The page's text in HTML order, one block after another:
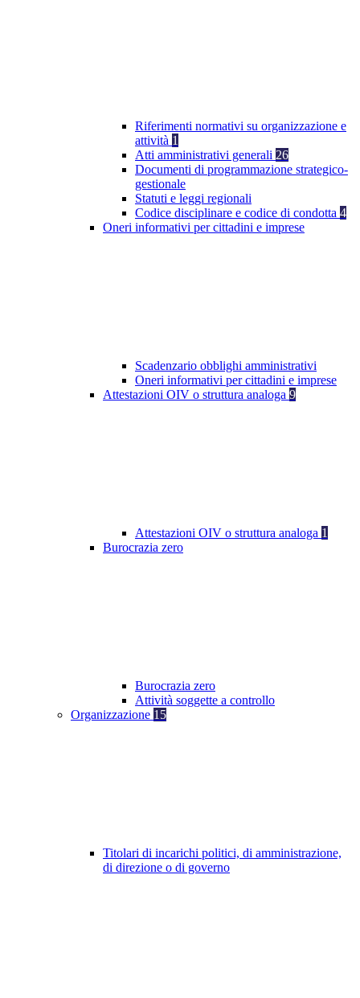
Riferimenti normativi su organizzazione e
attività 1
Atti amministrativi generali 26
Documenti di programmazione strategico-
gestionale
Statuti e leggi regionali
Codice disciplinare e codice di condotta 4
Oneri informativi per cittadini e imprese
Scadenzario obblighi amministrativi
Oneri informativi per cittadini e imprese
Attestazioni OIV o struttura analoga 9
Attestazioni OIV o struttura analoga 1
Burocrazia zero
Burocrazia zero
Attività soggette a controllo
Organizzazione 15
Titolari di incarichi politici, di amministrazione,
di direzione o di governo